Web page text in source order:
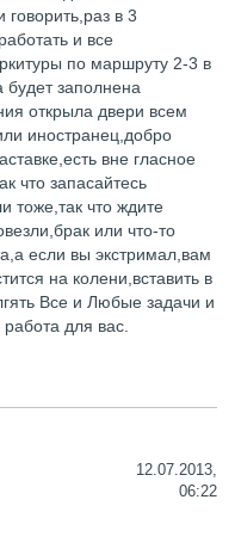
в 3
и все
по маршруту 2-3 в
заполнена
открыла двери всем
иностранец,добро
вне гласное
что запасайтесь
тоже,так что ждите
или что-то
если вы экстримал,вам
на колени,вставить в
Все и Любые задачи и
для вас.
12.07.2013,
06:22